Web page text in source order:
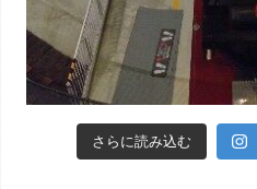
さらに読み込む